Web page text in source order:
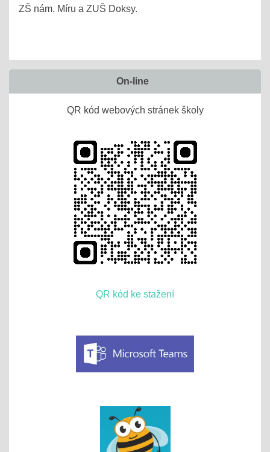
ZŠ nám. Míru a ZUŠ Doksy.
On-line
QR kód webových stránek školy
QR kód ke stažení